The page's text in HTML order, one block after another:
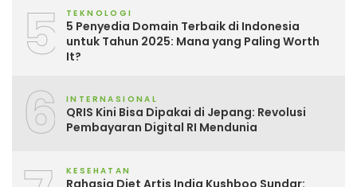
5 TEKNOLOGI
5 Penyedia Domain Terbaik di Indonesia
untuk Tahun 2025: Mana yang Paling Worth
It?
6 INTERNASIONAL
QRIS Kini Bisa Dipakai di Jepang: Revolusi
Pembayaran Digital RI Mendunia
KESEHATAN
Rahasia Diet Artis India Kushboo Sundar: